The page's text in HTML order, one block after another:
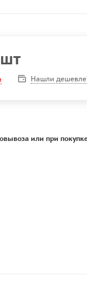
Нашли
или при